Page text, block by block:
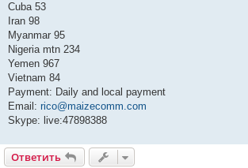
и
е
Cuba 53
Iran 98
Myanmar 95
Nigeria mtn 234
Yemen 967
Vietnam 84
Payment: Daily and local payment
Email: rico@maizecomm.com
Skype: live:47898388
Ответить